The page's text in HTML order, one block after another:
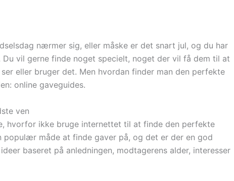
nærmer sig, eller måske er det snart jul, og du har
vil gerne finde noget specielt, noget der vil få dem til at
eller bruger det. Men hvordan finder man den perfekte
online gaveguides.
ven
hvorfor ikke bruge internettet til at finde den perfekte
populær måde at finde gaver på, og det er der en god
baseret på anledningen, modtagerens alder, interesser